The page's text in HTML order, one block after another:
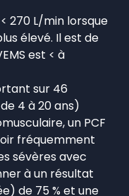
270 L/min lorsque
élevé. Il est de
est < à
sur 46
4 à 20 ans)
un PCF
fréquemment
sévères avec
à un résultat
de 75 % et une